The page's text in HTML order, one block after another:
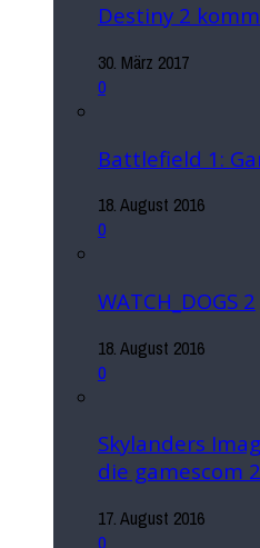
Destiny 2
30. März 2017
0
Battlefield 1:
18. August 2016
0
WATCH_DOGS 2
18. August 2016
0
Skylanders
die gamescom
17. August 2016
0